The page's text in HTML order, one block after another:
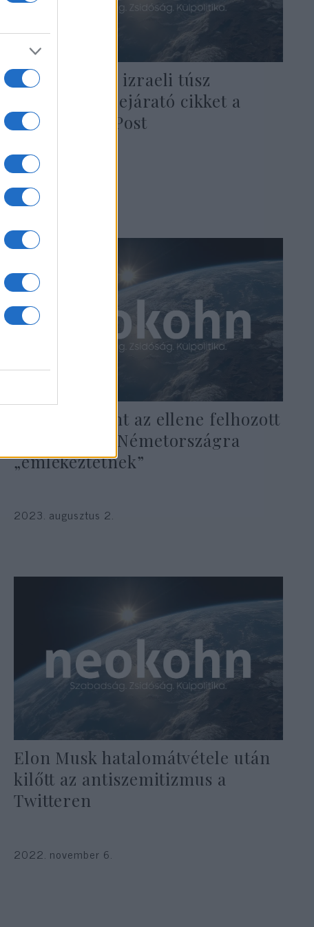
Botrány: Egy izraeli túsz
szüleiről írt lejárató cikket a
Washington Post
2024. július 21.
Trump szerint az ellene felhozott
vádak a náci Németországra
„emlékeztetnek”
2023. augusztus 2.
Elon Musk hatalomátvétele után
kilőtt az antiszemitizmus a
Twitteren
2022. november 6.